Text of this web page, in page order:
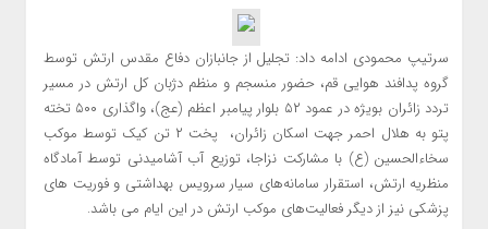
سرتیپ محمودی ادامه داد: تجلیل از جانبازان دفاع مقدس ارتش توسط
گروه پدافند هوایی قم، حضور منسجم و منظم دژبان کل ارتش در مسیر
تردد زائران بویژه در عمود ۵۲ بلوار پیامبر اعظم (عج)، واگذاری ۵۰۰ تخته
پتو به هلال احمر جهت اسکان زائران، پخت ۲ تن کیک توسط موکب
سخاءالحسین (ع) با مشارکت نزاجا، توزیع آب آشامیدنی توسط آمادگاه
منظریه ارتش، استقرار سامانه‌های سیار سرویس بهداشتی و فوریت های
پزشکی نیز از دیگر فعالیت‌های موکب ارتش در این ایام می باشد.